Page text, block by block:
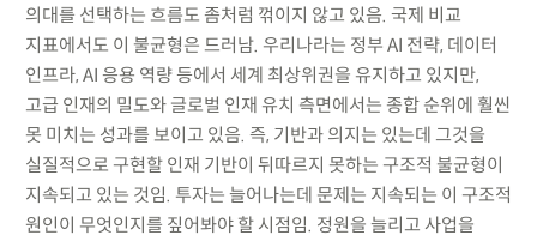
의대를 선택하는 흐름도 좀처럼 꺾이지 않고 있음. 국제 비교
지표에서도 이 불균형은 드러남. 우리나라는 정부 AI 전략, 데이터
인프라, AI 응용 역량 등에서 세계 최상위권을 유지하고 있지만,
고급 인재의 밀도와 글로벌 인재 유치 측면에서는 종합 순위에 훨씬
못 미치는 성과를 보이고 있음. 즉, 기반과 의지는 있는데 그것을
실질적으로 구현할 인재 기반이 뒤따르지 못하는 구조적 불균형이
지속되고 있는 것임. 투자는 늘어나는데 문제는 지속되는 이 구조적
원인이 무엇인지를 짚어봐야 할 시점임. 정원을 늘리고 사업을